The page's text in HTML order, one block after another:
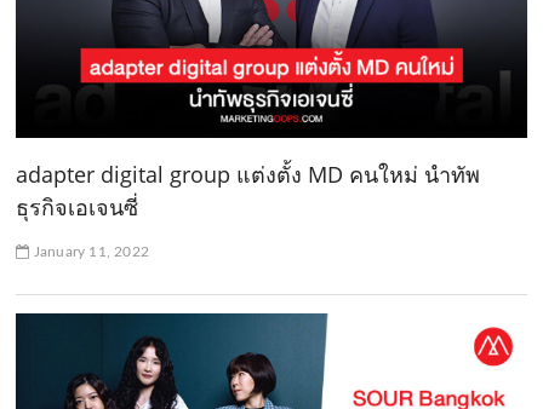
adapter digital group แต่งตั้ง MD คนใหม่ นำทัพ
ธุรกิจเอเจนซี่
January 11, 2022